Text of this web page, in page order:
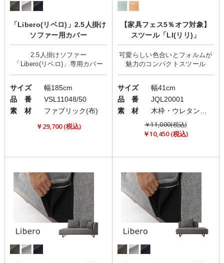
「Libero(リベロ)」2.5人掛け
ソファー用カバー
2.5人掛けソファー
サイズ
幅185cm
品 番
VSL11048/50
素 材
ファブリック(布)
￥29,700 (税込)
【家具フェス5％オフ対象】
スツール「LI(リリ)」
可愛らしい色合いとフォルムが
サイズ
幅41cm
品 番
JQL20001
素 材
￥11,000(税込)
￥10,450 (税込)